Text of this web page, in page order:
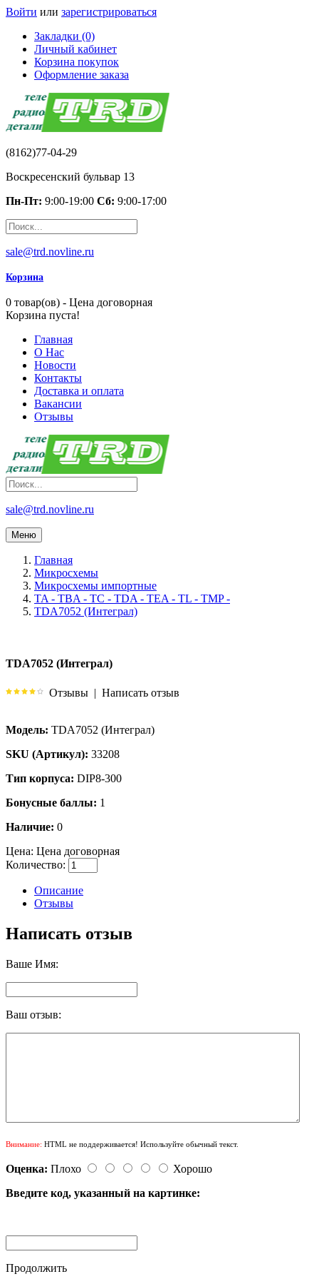
Войти или зарегистрироваться
Закладки (0)
Личный кабинет
Корзина покупок
Оформление заказа
(8162)77-04-29
Воскресенский бульвар 13
Пн-Пт: 9:00-19:00 Сб: 9:00-17:00
sale@trd.novline.ru
Корзина
0 товар(ов) - Цена договорная
Корзина пуста!
Главная
О Нас
Новости
Контакты
Доставка и оплата
Вакансии
Отзывы
sale@trd.novline.ru
Меню
Главная
Микросхемы
Микросхемы импортные
TA - TBA - TC - TDA - TEA - TL - TMP -
TDA7052 (Интеграл)
TDA7052 (Интеграл)
Отзывы | Написать отзыв
Модель: TDA7052 (Интеграл)
SKU (Артикул): 33208
Тип корпуса: DIP8-300
Бонусные баллы: 1
Наличие: 0
Цена: Цена договорная
Количество:
Описание
Отзывы
Написать отзыв
Ваше Имя:
Ваш отзыв:
Внимание: HTML не поддерживается! Используйте обычный текст.
Оценка: Плохо
Хорошо
Введите код, указанный на картинке:
Продолжить